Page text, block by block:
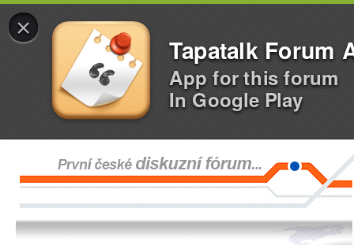
×
Tapatalk Forum
App for this forum
In Google Play